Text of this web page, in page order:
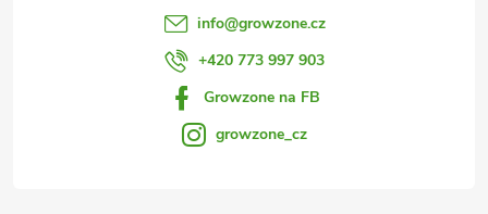
info@growzone.cz
+420 773 997 903
Growzone na FB
growzone_cz